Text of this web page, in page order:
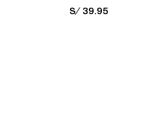
PRICE:
S/ 39.95